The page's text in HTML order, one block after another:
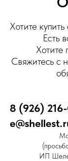
Хотите
Есть
Хотите
Свяжитесь с
8 (926)
ИП